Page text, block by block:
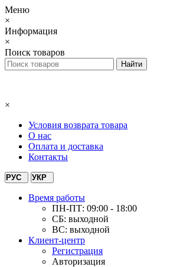
Меню
×
Информация
×
Поиск товаров
×
Условия возврата товара
О нас
Оплата и доставка
Контакты
РУС УКР
Время работы
ПН-ПТ: 09:00 - 18:00
СБ: выходной
ВС: выходной
Клиент-центр
Регистрация
Авторизация